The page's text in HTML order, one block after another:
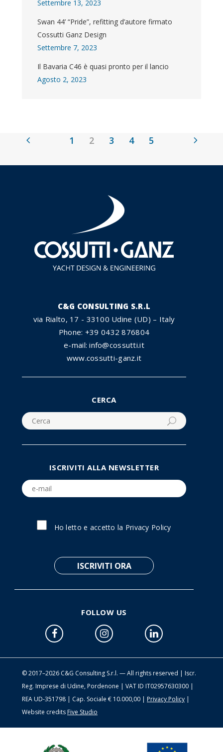
Settembre 13, 2023
Swan 44’ “Pride”, refitting d’autore firmato
Cossutti Ganz Design
Settembre 7, 2023
Il Bavaria C46 è quasi pronto per il lancio
Agosto 2, 2023
1 2 3 4 5
C&G CONSULTING S.R.L
via Rialto, 17 - 33100 Udine (UD) – Italy
Phone: +39 0432 876804
e-mail: info@cossutti.it
www.cossutti-ganz.it
CERCA
ISCRIVITI ALLA NEWSLETTER
Ho letto e accetto la Privacy Policy
FOLLOW US
© 2017–2026 C&G Consulting S.r.l. — All rights reserved | Iscr.
Reg. Imprese di Udine, Pordenone | VAT ID IT02957630300 |
REA UD-351798 | Cap. Sociale € 10.000,00 | Privacy Policy |
Website creditsFive Studio